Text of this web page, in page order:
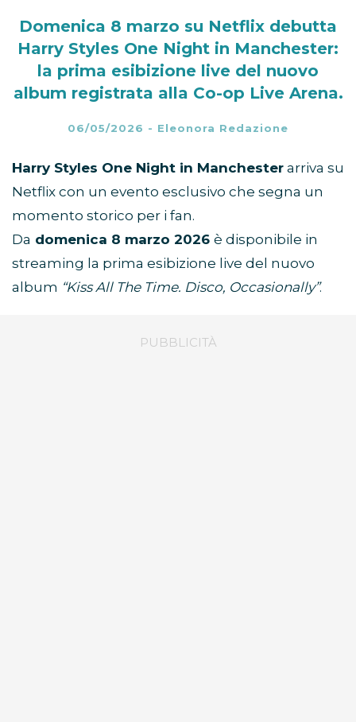
Domenica 8 marzo su Netflix debutta
Harry Styles One Night in Manchester:
la prima esibizione live del nuovo
album registrata alla Co-op Live Arena.
06/05/2026 - Eleonora Redazione
Harry Styles One Night in Manchester arriva su
Netflix con un evento esclusivo che segna un
momento storico per i fan.
Da domenica 8 marzo 2026 è disponibile in
streaming la prima esibizione live del nuovo
album “Kiss All The Time. Disco, Occasionally”.